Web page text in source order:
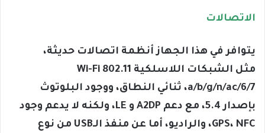
الاتصالات
يتوافر في هذا الجهاز أنظمة اتصالات حديثة،
مثل الشبكات اللاسلكية Wi-Fi 802.11
a/b/g/n/ac/6/7، ثنائي النطاق، ووجود البلوتوث
بإصدار 5.4، مع دعم A2DP و LE، ولكنه لا يدعم وجود
GPS، NFC، والراديو، أما عن منفذ الـUSB من نوع